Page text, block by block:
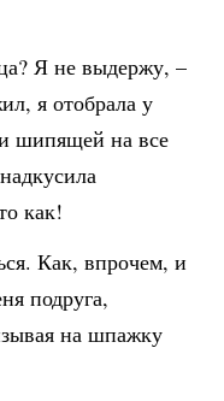
Я не выдержу, –
я отобрала у
шипящей на все
как!
Как, впрочем, и
подруга,
на шпажку